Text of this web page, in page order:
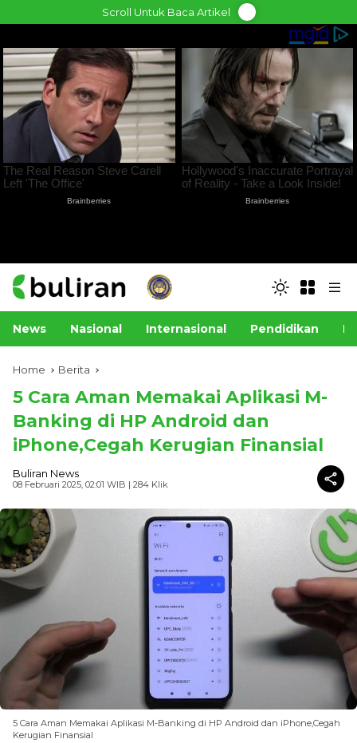
to
Scroll Untuk Baca Artikel
News Nasional Internasional Pendidikan
Home Berita
5 Cara Aman Memakai Aplikasi M-
Banking di HP Android dan
iPhone,Cegah Kerugian Finansial
Buliran News
08 Februari 2025, 02:01 WIB | 284 Klik
5 Cara Aman Memakai Aplikasi M-Banking di HP Android dan iPhone,Cegah
Kerugian Finansial